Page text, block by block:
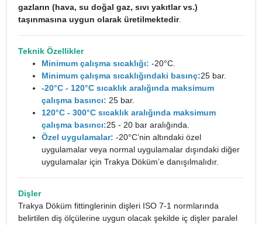
gazların (hava, su doğal gaz, sıvı yakıtlar vs.)
taşınmasına uygun olarak üretilmektedir.
Teknik Özellikler
Minimum çalışma sıcaklığı: -20°C.
Minimum çalışma sıcaklığındaki basınç:25 bar.
-20°C - 120°C sıcaklık aralığında maksimum
çalışma basıncı: 25 bar.
120°C - 300°C sıcaklık aralığında maksimum
çalışma basıncı:25 - 20 bar aralığında.
Özel uygulamalar: -20°C’nin altındaki özel
uygulamalar veya normal uygulamalar dışındaki diğer
uygulamalar için Trakya Döküm’e danışılmalıdır.
Dişler
Trakya Döküm fittinglerinin dişleri ISO 7-1 normlarında
belirtilen diş ölçülerine uygun olacak şekilde iç dişler paralel